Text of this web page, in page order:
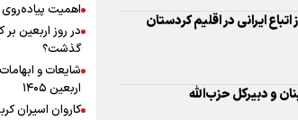
ایرانی در اقلیم کردستان
و دبیرکل حزب‌الله
کیلوگرم :
ایران برگردیم
اهمیت پیاده‌روی
در روز اربعین بر
گذشت؟
شایعات و
اربعین ۱۴۰۵
کاروان اسیران